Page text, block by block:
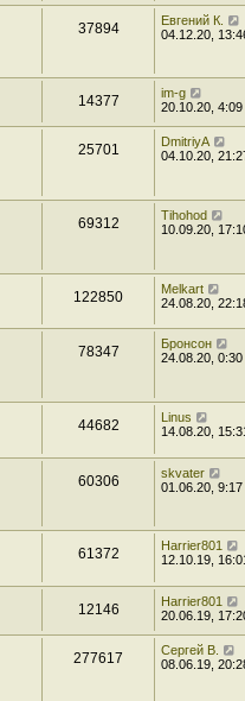
37894
Евгений К.
04.12.20,
14377
im-g
20.10.20, 4:09
25701
DmitriyA
04.10.20,
69312
Tihohod
10.09.20,
122850
Melkart
24.08.20,
78347
Бронсон
24.08.20, 0:30
44682
Linus
14.08.20,
60306
skvater
01.06.20, 9:17
61372
Harrier801
12.10.19, 16:01
12146
Harrier801
20.06.19,
277617
Сергей В.
08.06.19,